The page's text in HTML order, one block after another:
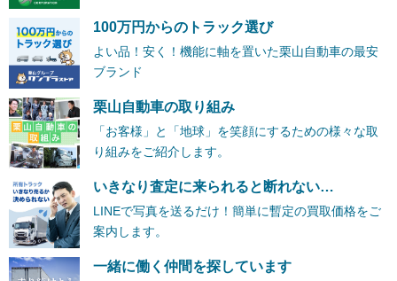
100万円からのトラック選び
よい品！安く！機能に軸を置いた栗山自動車の最安
ブランド
栗山自動車の取り組み
「お客様」と「地球」を笑顔にするための様々な取
り組みをご紹介します。
いきなり査定に来られると断れない…
LINEで写真を送るだけ！簡単に暫定の買取価格をご
案内します。
一緒に働く仲間を探しています